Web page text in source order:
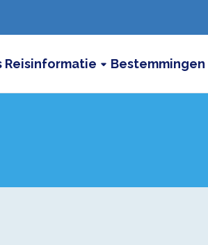
Reisinformatie Bestemmingen